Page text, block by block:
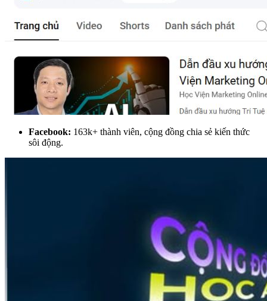
Facebook: 163k+ thành viên, cộng đồng chia sẻ kiến thức
sôi động.